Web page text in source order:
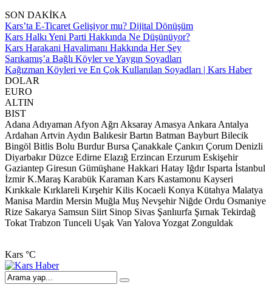
SON DAKİKA
Kars’ta E-Ticaret Gelişiyor mu? Dijital Dönüşüm
Kars Halkı Yeni Parti Hakkında Ne Düşünüyor?
Kars Harakani Havalimanı Hakkında Her Şey
Sarıkamış’a Bağlı Köyler ve Yaygın Soyadları
Kağızman Köyleri ve En Çok Kullanılan Soyadları | Kars Haber
DOLAR
EURO
ALTIN
BIST
Adana Adıyaman Afyon Ağrı Aksaray Amasya Ankara Antalya
Ardahan Artvin Aydın Balıkesir Bartın Batman Bayburt Bilecik
Bingöl Bitlis Bolu Burdur Bursa Çanakkale Çankırı Çorum Denizli
Diyarbakır Düzce Edirne Elazığ Erzincan Erzurum Eskişehir
Gaziantep Giresun Gümüşhane Hakkari Hatay Iğdır Isparta İstanbul
İzmir K.Maraş Karabük Karaman Kars Kastamonu Kayseri
Kırıkkale Kırklareli Kırşehir Kilis Kocaeli Konya Kütahya Malatya
Manisa Mardin Mersin Muğla Muş Nevşehir Niğde Ordu Osmaniye
Rize Sakarya Samsun Siirt Sinop Sivas Şanlıurfa Şırnak Tekirdağ
Tokat Trabzon Tunceli Uşak Van Yalova Yozgat Zonguldak
Kars °C